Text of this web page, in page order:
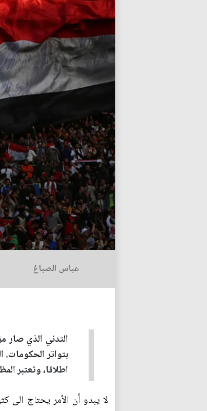
عباس الصباغ
التدني الذي صار
بتواتر الحكومات.
اطلاقا، وتعتبر
لا يبدو أن الأمر يحتاج الى